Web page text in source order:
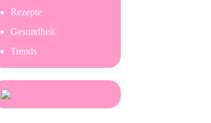
Rezepte
Gesundheit
Trends